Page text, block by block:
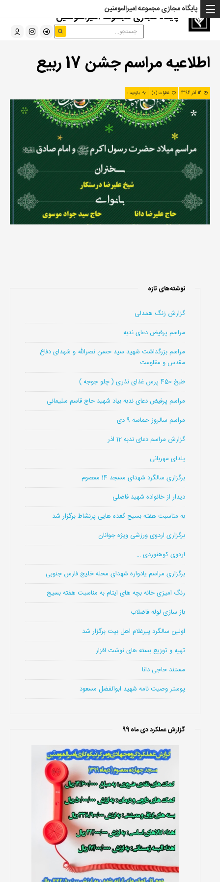
پایگاه مجازی مجموعه امیرالمومنین
پایگاه مجازی مجموعه امیرالمومنین
اطلاعیه مراسم جشن 17 ربیع
12 آذر 1396 نظرات (0) بازدید :
نوشته‌های تازه
گزارش زنگ همدلی
مراسم پرفیض دعای ندبه
مراسم بزرگداشت شهید سید حسن نصرالله و شهدای دفاع
مقدس و مقاومت
طبخ 450 پرس غذای نذری ( چلو جوجه )
مراسم پرفیض دعای ندبه بیاد شهید حاج قاسم سلیمانی
مراسم سالروز حماسه 9 دی
گزارش مراسم دعای ندبه 12 اذر
یلدای مهربانی
برگزاری سالگرد شهدای مسجد 14 معصوم
دیدار از خانواده شهید فاضلی
به مناسبت هفته بسیج گعده هایی پرنشاط برگزار شد
برگزاری اردوی ورزشی ویژه جوانان
اردوی کوهنوردی …
برگزاری مراسم یادواره شهدای محله خلیج فارس جنوبی
رنگ امیزی خانه بچه های ایتام به مناسبت هفته بسیج
باز سازی لوله فاضلاب
اولین سالگرد پیرغلام اهل بیت برگزار شد
تهیه و توزیع بسته های نوشت افزار
مستند حاجی دانا
پوستر وصیت نامه شهید ابوالفضل مسعود
گزارش عملکرد دی ماه 99